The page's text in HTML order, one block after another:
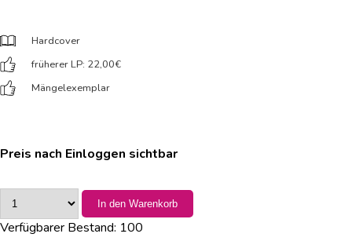
Hardcover
früherer LP: 22,00€
Mängelexemplar
Preis nach Einloggen sichtbar
In den Warenkorb
Verfügbarer Bestand: 100